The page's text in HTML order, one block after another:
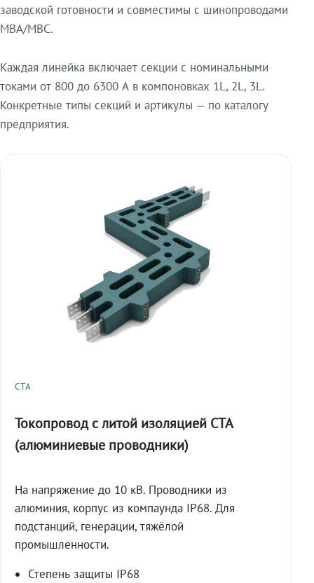
заводской готовности и совместимы с шинопроводами
МВА/МВС.
Каждая линейка включает секции с номинальными
токами от 800 до 6300 А в компоновках 1L, 2L, 3L.
Конкретные типы секций и артикулы — по каталогу
предприятия.
СТА
Токопровод с литой изоляцией СТА
(алюминиевые проводники)
На напряжение до 10 кВ. Проводники из
алюминия, корпус из компаунда IP68. Для
подстанций, генерации, тяжёлой
промышленности.
Степень защиты IP68